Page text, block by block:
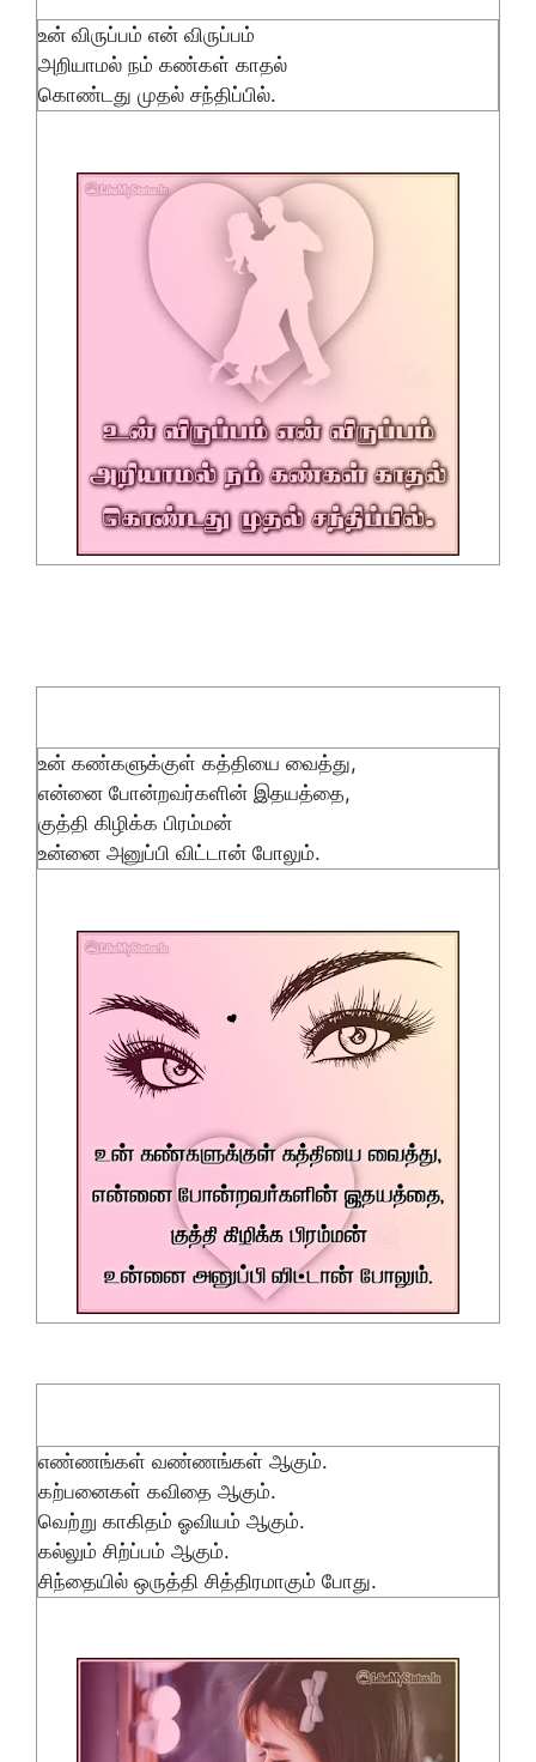
உன் விருப்பம் என் விருப்பம்
அறியாமல் நம் கண்கள் காதல்
கொண்டது முதல் சந்திப்பில்.
உன் கண்களுக்குள் கத்தியை வைத்து,
என்னை போன்றவர்களின் இதயத்தை,
குத்தி கிழிக்க பிரம்மன்
உன்னை அனுப்பி விட்டான் போலும்.
எண்ணங்கள் வண்ணங்கள் ஆகும்.
கற்பனைகள் கவிதை ஆகும்.
வெற்று காகிதம் ஓவியம் ஆகும்.
கல்லும் சிற்ப்பம் ஆகும்.
சிந்தையில் ஒருத்தி சித்திரமாகும் போது.